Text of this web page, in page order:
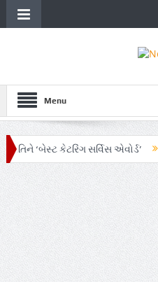
Menu
કેટરિંગ સર્વિસ એવોર્ડ’ ૭
AI અને ગ્રાહક સમજનો અનોખો